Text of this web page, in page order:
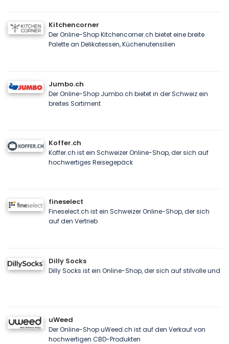
Kitchencorner
Der Online-Shop Kitchencorner.ch bietet eine breite
Palette an Delikatessen, Küchenutensilien
Jumbo.ch
Der Online-Shop Jumbo.ch bietet in der Schweiz ein
breites Sortiment
Koffer.ch
Koffer.ch ist ein Schweizer Online-Shop, der sich auf
hochwertiges Reisegepäck
fineselect
Fineselect.ch ist ein Schweizer Online-Shop, der sich
auf den Vertrieb
Dilly Socks
Dilly Socks ist ein Online-Shop, der sich auf stilvolle und
uWeed
Der Online-Shop uWeed.ch ist auf den Verkauf von
hochwertigen CBD-Produkten